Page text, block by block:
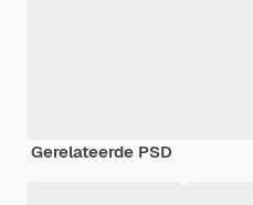
Gerelateerde PSD